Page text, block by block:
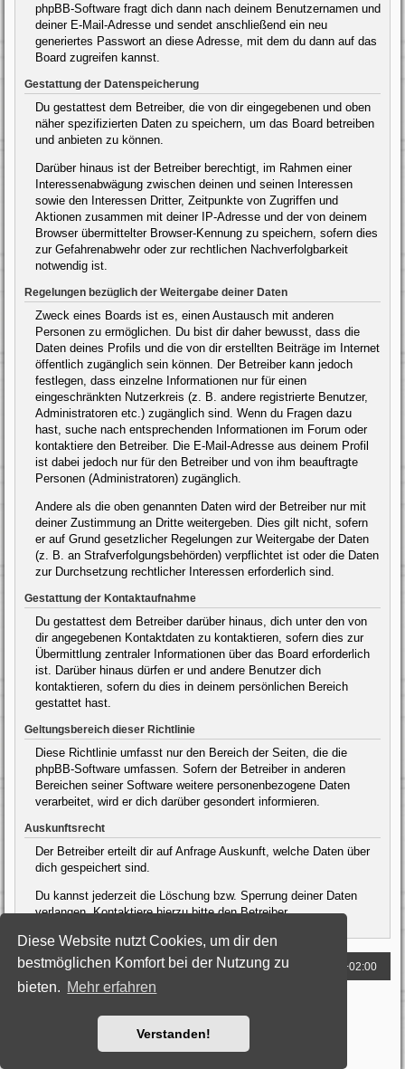
Diese Website nutzt Cookies, um dir den
bestmöglichen Komfort bei der Nutzung zu
bieten. Mehr erfahren
Verstanden!
phpBB-Software fragt dich dann nach deinem Benutzernamen und
deiner E-Mail-Adresse und sendet anschließend ein neu
generiertes Passwort an diese Adresse, mit dem du dann auf das
Board zugreifen kannst.
Gestattung der Datenspeicherung
Du gestattest dem Betreiber, die von dir eingegebenen und oben
näher spezifizierten Daten zu speichern, um das Board betreiben
und anbieten zu können.
Darüber hinaus ist der Betreiber berechtigt, im Rahmen einer
Interessenabwägung zwischen deinen und seinen Interessen
sowie den Interessen Dritter, Zeitpunkte von Zugriffen und
Aktionen zusammen mit deiner IP-Adresse und der von deinem
Browser übermittelter Browser-Kennung zu speichern, sofern dies
zur Gefahrenabwehr oder zur rechtlichen Nachverfolgbarkeit
notwendig ist.
Regelungen bezüglich der Weitergabe deiner Daten
Zweck eines Boards ist es, einen Austausch mit anderen
Personen zu ermöglichen. Du bist dir daher bewusst, dass die
Daten deines Profils und die von dir erstellten Beiträge im Internet
öffentlich zugänglich sein können. Der Betreiber kann jedoch
festlegen, dass einzelne Informationen nur für einen
eingeschränkten Nutzerkreis (z. B. andere registrierte Benutzer,
Administratoren etc.) zugänglich sind. Wenn du Fragen dazu
hast, suche nach entsprechenden Informationen im Forum oder
kontaktiere den Betreiber. Die E-Mail-Adresse aus deinem Profil
ist dabei jedoch nur für den Betreiber und von ihm beauftragte
Personen (Administratoren) zugänglich.
Andere als die oben genannten Daten wird der Betreiber nur mit
deiner Zustimmung an Dritte weitergeben. Dies gilt nicht, sofern
er auf Grund gesetzlicher Regelungen zur Weitergabe der Daten
(z. B. an Strafverfolgungsbehörden) verpflichtet ist oder die Daten
zur Durchsetzung rechtlicher Interessen erforderlich sind.
Gestattung der Kontaktaufnahme
Du gestattest dem Betreiber darüber hinaus, dich unter den von
dir angegebenen Kontaktdaten zu kontaktieren, sofern dies zur
Übermittlung zentraler Informationen über das Board erforderlich
ist. Darüber hinaus dürfen er und andere Benutzer dich
kontaktieren, sofern du dies in deinem persönlichen Bereich
gestattet hast.
Geltungsbereich dieser Richtlinie
Diese Richtlinie umfasst nur den Bereich der Seiten, die die
phpBB-Software umfassen. Sofern der Betreiber in anderen
Bereichen seiner Software weitere personenbezogene Daten
verarbeitet, wird er dich darüber gesondert informieren.
Auskunftsrecht
Der Betreiber erteilt dir auf Anfrage Auskunft, welche Daten über
dich gespeichert sind.
Du kannst jederzeit die Löschung bzw. Sperrung deiner Daten
verlangen. Kontaktiere hierzu bitte den Betreiber.
Foren-Übersicht Alle Zeiten sind UTC+02:00
Powered byphpBB® Forum Software © phpBB Limited
Deutsche Übersetzung durchphpBB.de
Style: Black-Silver by Joyce&Luna
phpBB-Style-Design
Nutzungsbedingungen